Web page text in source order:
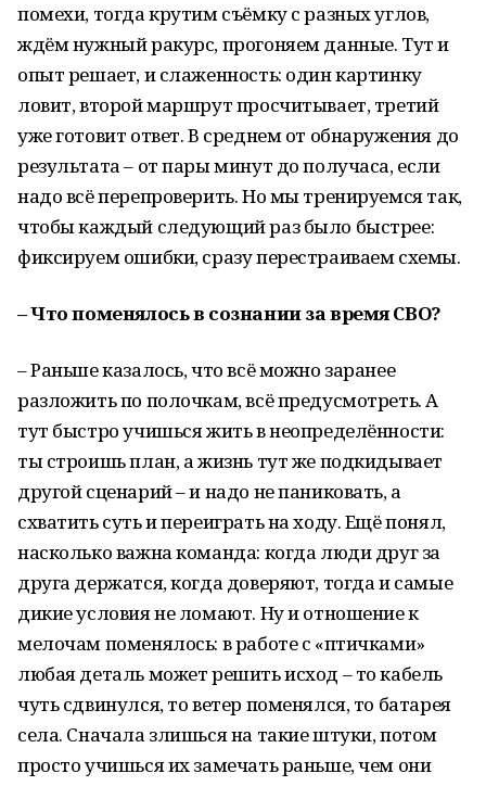
помехи, тогда крутим съёмку с разных углов,
ждём нужный ракурс, прогоняем данные. Тут и
опыт решает, и слаженность: один картинку
ловит, второй маршрут просчитывает, третий
уже готовит ответ. В среднем от обнаружения до
результата – от пары минут до получаса, если
надо всё перепроверить. Но мы тренируемся так,
чтобы каждый следующий раз было быстрее:
фиксируем ошибки, сразу перестраиваем схемы.
– Что поменялось в сознании за время СВО?
– Раньше казалось, что всё можно заранее
разложить по полочкам, всё предусмотреть. А
тут быстро учишься жить в неопределённости:
ты строишь план, а жизнь тут же подкидывает
другой сценарий – и надо не паниковать, а
схватить суть и переиграть на ходу. Ещё понял,
насколько важна команда: когда люди друг за
друга держатся, когда доверяют, тогда и самые
дикие условия не ломают. Ну и отношение к
мелочам поменялось: в работе с «птичками»
любая деталь может решить исход – то кабель
чуть сдвинулся, то ветер поменялся, то батарея
села. Сначала злишься на такие штуки, потом
просто учишься их замечать раньше, чем они